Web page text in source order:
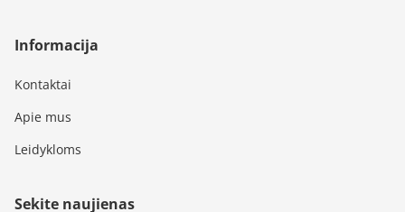
Informacija
Kontaktai
Apie mus
Leidykloms
Sekite naujienas